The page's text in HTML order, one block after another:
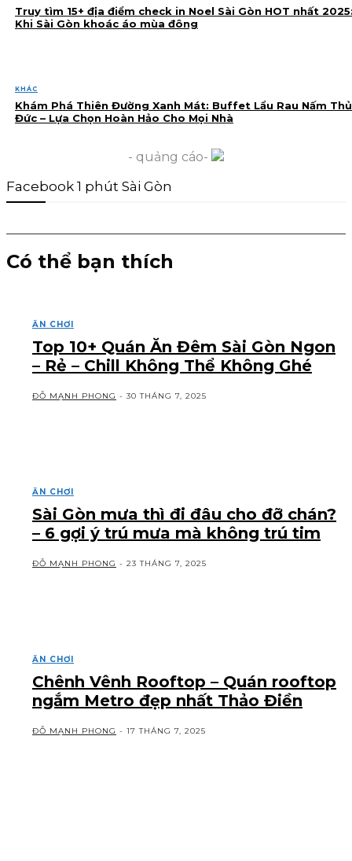
Truy tìm 15+ địa điểm check in Noel Sài Gòn HOT nhất
Khi Sài Gòn khoác áo mùa đông
KHÁC
Khám Phá Thiên Đường Xanh Mát: Buffet Lẩu Rau Nấm Thủ
Đức – Lựa Chọn Hoàn Hảo Cho Mọi Nhà
- quảng cáo-
Facebook 1 phút Sài Gòn
Có thể bạn thích
ĂN CHƠI
Top 10+ Quán Ăn Đêm Sài Gòn Ngon
– Rẻ – Chill Không Thể Không Ghé
ĐỖ MẠNH PHONG - 30 THÁNG 7, 2025
ĂN CHƠI
Sài Gòn mưa thì đi đâu cho đỡ chán?
– 6 gợi ý trú mưa mà không trú tim
ĐỖ MẠNH PHONG - 23 THÁNG 7, 2025
ĂN CHƠI
Chênh Vênh Rooftop – Quán rooftop
ngắm Metro đẹp nhất Thảo Điền
ĐỖ MẠNH PHONG - 17 THÁNG 7, 2025